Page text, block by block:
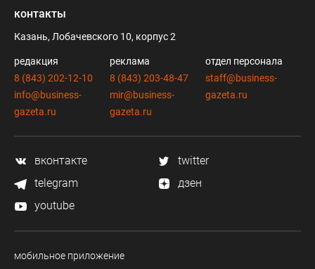
контакты
Казань, Лобачевского 10, корпус 2
редакция
8 (843) 202-12-10
info@business-
gazeta.ru
реклама
8 (843) 203-48-47
mir@business-
gazeta.ru
отдел персонала
staff@business-
gazeta.ru
вконтакте
twitter
telegram
дзен
youtube
мобильное приложение